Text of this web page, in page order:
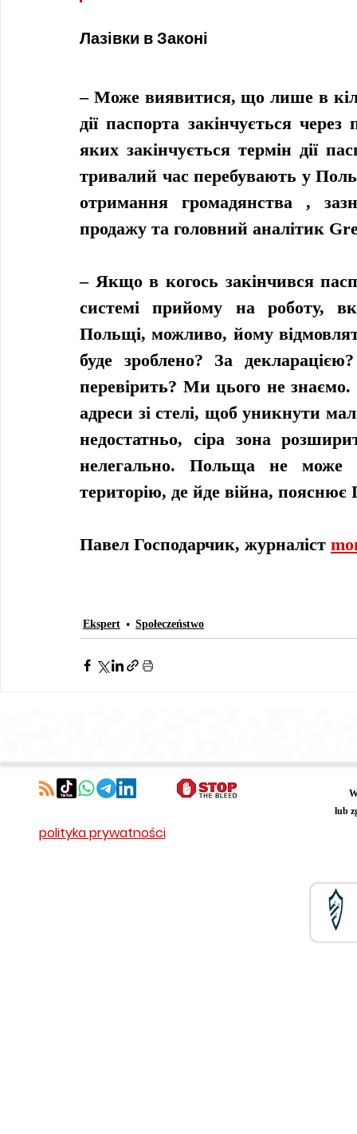
Лазівки в Законі
– Може виявитися, що лише в
дії паспорта закінчується
яких закінчується термін дії
тривалий час перебувають у
отримання громадянства ,
продажу та головний аналітик
– Якщо в когось закінчився
системі прийому на роботу,
Польщі, можливо, йому
буде зроблено? За
перевірить? Ми цього не
адреси зі стелі, щоб уникнути
недостатньо, сіра зона
нелегально. Польща не може
територію, де йде війна, пояснює
Павел Господарчик, журналіст
Ekspert Społeczeństwo
lub
polityka prywatności